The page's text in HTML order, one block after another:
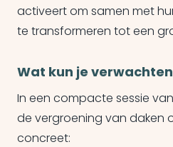
activeert om samen met
te transformeren tot een
Wat kun je
In een compacte sessie
de vergroening van daken
concreet: